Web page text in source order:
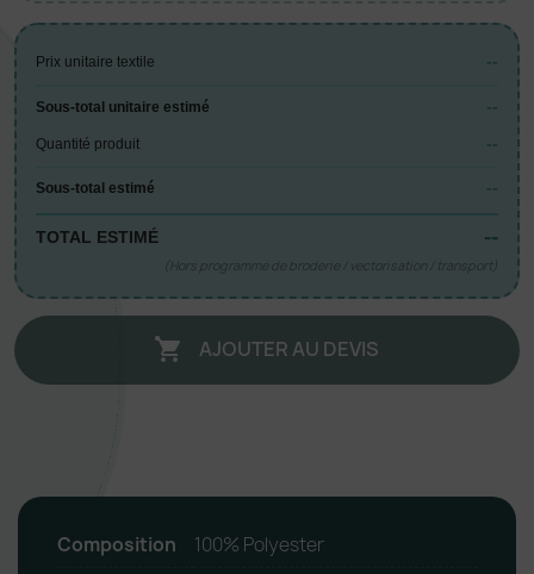
Prix unitaire textile --
Sous-total unitaire estimé --
Quantité produit --
Sous-total estimé --
TOTAL ESTIMÉ --
(Hors programme de broderie / vectorisation / transport)
 AJOUTER AU DEVIS
Composition 100% Polyester